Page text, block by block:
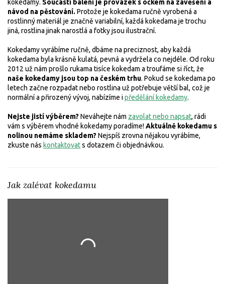
kokedamy. Součástí balení je provázek s očkem na zavěšení a
návod na pěstování. Protože je kokedama ručně vyrobená a
rostlinný materiál je značně variabilní, každá kokedama je trochu
jiná, rostlina jinak narostlá a fotky jsou ilustrační.
Kokedamy vyrábíme ručně, dbáme na preciznost, aby každá
kokedama byla krásně kulatá, pevná a vydržela co nejdéle. Od roku
2012 už nám prošlo rukama tisíce kokedam a troufáme si říct, že
naše kokedamy jsou top na českém trhu. Pokud se kokedama po
letech začne rozpadat nebo rostlina už potřebuje větší bal, což je
normální a přirozený vývoj, nabízíme ipředělání kokedamy.
Nejste jistí výběrem? Neváhejte nám zavolat nebo napsat, rádi
vám s výběrem vhodné kokedamy poradíme!Aktuálně kokedamu s
nolinou nemáme skladem? Nejspíš zrovna nějakou vyrábíme,
zkuste nás kontaktovats dotazem či objednávkou.
Jak zalévat kokedamu